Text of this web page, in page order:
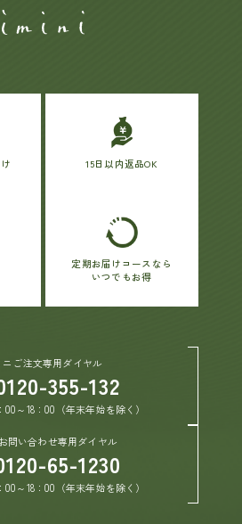
15日以内返品OK
定期お届けコースなら
いつでもお得
ニご注文専用ダイヤル
355-132
～18：00（年末年始を除く）
問い合わせ専用ダイヤル
65-1230
～18：00（年末年始を除く）